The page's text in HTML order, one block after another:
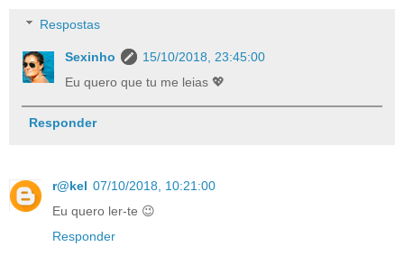
Respostas
Sexinho
15/10/2018, 23:45:00
Eu quero que tu me leias 💖
Responder
r@kel 07/10/2018, 10:21:00
Eu quero ler-te 😉
Responder